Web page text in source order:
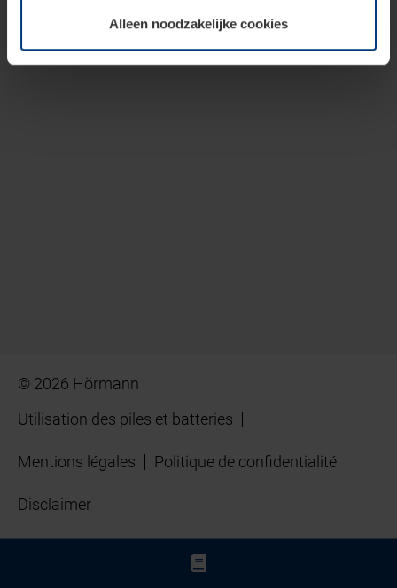
wijzigen of herroepen.Alleen noodzakelijke cookies
© 2026 Hörmann
Utilisation des piles et batteries
Mentions légales Politique de confidentialité
Disclaimer